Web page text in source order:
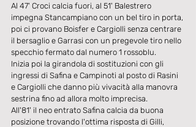
Al 47' Croci calcia fuori, al 51' Balestrero
impegna Stancampiano con un bel tiro in porta,
poi ci provano Boisfer e Cargiolli senza centrare
il bersaglio e Garrasi con un pregevole tiro nello
specchio fermato dal numero 1 rossoblu.
Inizia poi la girandola di sostituzioni con gli
ingressi di Safina e Campinoti al posto di Rasini
e Cargiolli che danno più vivacità alla manovra
sestrina fino ad allora molto imprecisa.
All'81' il neo entrato Safina calcia da buona
posizione trovando l'ottima risposta di Gilli,